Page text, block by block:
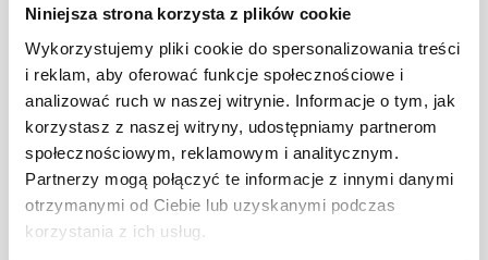
Niniejsza strona korzysta z plików cookie
Wykorzystujemy pliki cookie do spersonalizowania treści
i reklam, aby oferować funkcje społecznościowe i
analizować ruch w naszej witrynie. Informacje o tym, jak
korzystasz z naszej witryny, udostępniamy partnerom
społecznościowym, reklamowym i analitycznym.
Partnerzy mogą połączyć te informacje z innymi danymi
otrzymanymi od Ciebie lub uzyskanymi podczas
korzystania z ich usług.
uprzyjemni odpoczynek.
W każdym z salonów mebli Bodzio oferujemy pomoc w
aranżacji mebli, a nasi pracownicy z wykorzystaniem
programu Planer 3D bezpłatnie zaprojektują i
przygotują kompleksową wizualizację Państwa
pomieszczenia wraz z wyceną. Każde zamówienie
złożone w sklepie stacjonarnym dostarczymy do 3 dni
roboczych na terenie całej Polski. W przypadku